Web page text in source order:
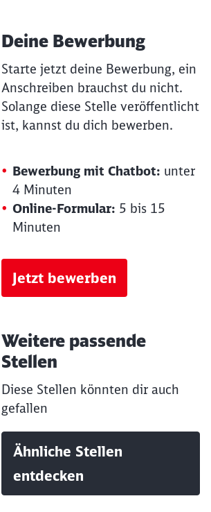
Deine Bewerbung
Starte jetzt deine Bewerbung, ein
Anschreiben brauchst du nicht.
Solange diese Stelle veröffentlicht
ist, kannst du dich bewerben.
Bewerbung mit Chatbot: unter
4 Minuten
Online-Formular: 5 bis 15
Minuten
Jetzt bewerben
Weitere passende
Stellen
Diese Stellen könnten dir auch
gefallen
Ähnliche Stellen
entdecken